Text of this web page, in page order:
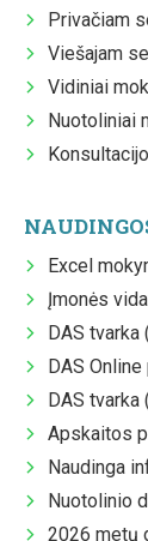
Privačiam
Viešajam
Vidiniai
Nuotoliniai
Excel
Įmonės
DAS
DAS
DAS
Apskaitos
Naudinga
Nuotolinio
2026 metų